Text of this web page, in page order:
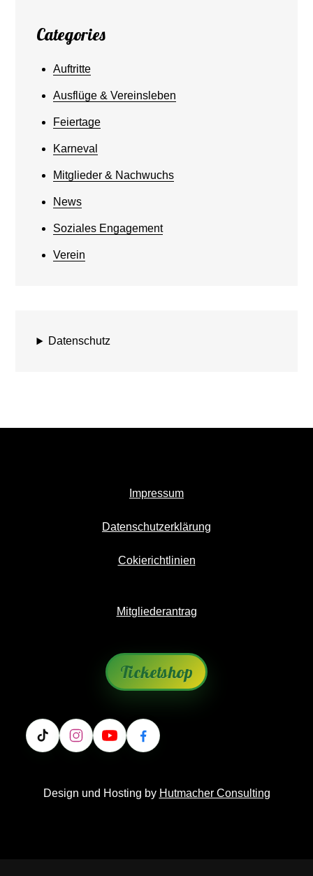
Categories
Auftritte
Ausflüge & Vereinsleben
Feiertage
Karneval
Mitglieder & Nachwuchs
News
Soziales Engagement
Verein
Datenschutz
Impressum
Datenschutzerklärung
Cokierichtlinien
Mitgliederantrag
Ticketshop
Design und Hosting by Hutmacher Consulting